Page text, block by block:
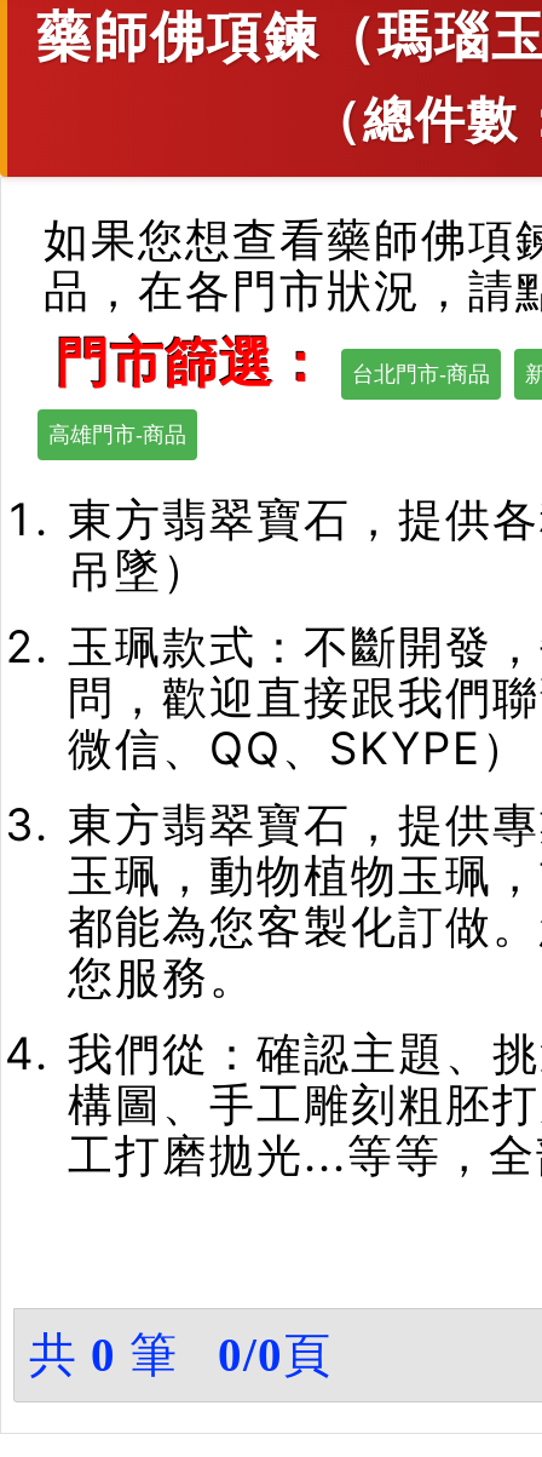
藥師佛項鍊（瑪瑙
（總件數
如果您想查看藥師佛項
品，在各門市狀況，請
門市篩選： 台北門市-商品
高雄門市-商品
東方翡翠寶石，提供
吊墜）
玉珮款式：不斷開發
問，歡迎直接跟我們
微信、QQ、SKYPE）
東方翡翠寶石，提供
玉珮，動物植物玉珮
都能為您客製化訂做
您服務。
我們從：確認主題、
構圖、手工雕刻粗胚
工打磨拋光...等等，
共 0 筆 0/0頁